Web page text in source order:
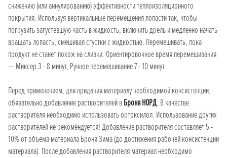
снижению (или аннулированию) эффективности теплоизоляционного
покрытия. Используя вертикальные перемещения лопасти так, чтобы
погрузить загустевшую часть в жидкость, включить дрель и медленно начать
вращать лопасть, смешивая сгустки с жидкостью. Перемешивать, пока
продукт не станет похож на сливки. Ориентировочное время перемешивания
— Миксер 3 - 8 минут, Ручное перемешивание 7 - 10 минут.
Перед применением, для придания материалу необходимой консистенции,
обязательно добавление растворителей вБроня НОРД. В качестве
растворителя необходимо использовать ортоксилол. Использование других
растворителей не рекомендуется! Добавление растворителя составляет 5 -
10% от объема материала Броня Зима (до достижения рабочей консистенции
материала). После добавления растворителя материал необходимо